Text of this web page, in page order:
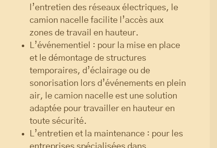
l’entretien des réseaux électriques, le
camion nacelle facilite l’accès aux
zones de travail en hauteur.
L’événementiel : pour la mise en place
et le démontage de structures
temporaires, d’éclairage ou de
sonorisation lors d’événements en plein
air, le camion nacelle est une solution
adaptée pour travailler en hauteur en
toute sécurité.
L’entretien et la maintenance : pour les